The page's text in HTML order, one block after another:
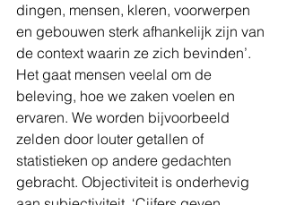
dingen, mensen, kleren, voorwerpen
en gebouwen sterk afhankelijk zijn van
de context waarin ze zich bevinden’.
Het gaat mensen veelal om de
beleving, hoe we zaken voelen en
ervaren. We worden bijvoorbeeld
zelden door louter getallen of
statistieken op andere gedachten
gebracht. Objectiviteit is onderhevig